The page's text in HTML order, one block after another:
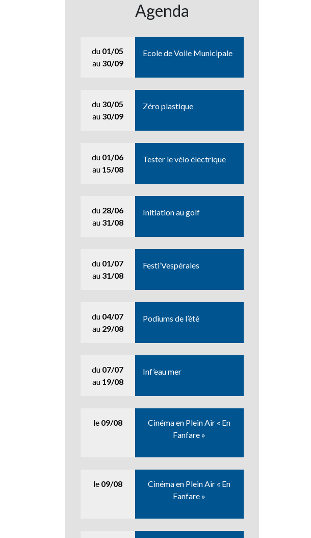
Agenda
du 01/05
au 30/09
Ecole de Voile Municipale
du 30/05
au 30/09
Zéro plastique
du 01/06
au 15/08
Tester le vélo électrique
du 28/06
au 31/08
Initiation au golf
du 01/07
au 31/08
Festi’Vespérales
du 04/07
au 29/08
Podiums de l’été
du 07/07
au 19/08
Inf’eau mer
le 09/08
Cinéma en Plein Air « En
Fanfare »
le 09/08
Cinéma en Plein Air « En
Fanfare »